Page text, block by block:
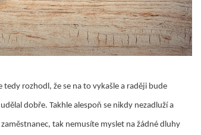
tedy rozhodl, že se na to vykašle a raději bude
dobře. Takhle alespoň se nikdy nezadluží a
tak nemusíte myslet na žádné dluhy